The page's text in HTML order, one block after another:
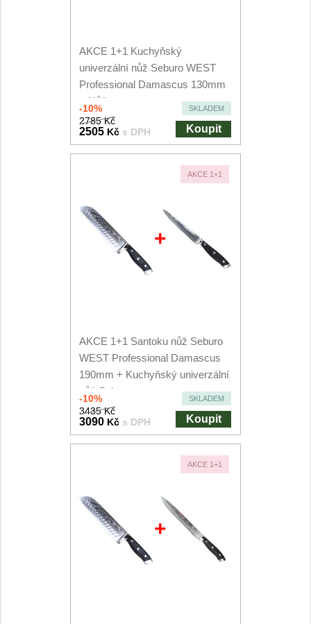
AKCE 1+1 Kuchyňský
univerzální nůž Seburo WEST
Professional Damascus 130mm
+ Nůž na ovoce a...
-10% SKLADEM
2785 Kč
2505 Kč s DPH Koupit
AKCE 1+1
+
AKCE 1+1 Santoku nůž Seburo
WEST Professional Damascus
190mm + Kuchyňský univerzální
nůž Seburo...
-10% SKLADEM
3435 Kč
3090 Kč s DPH Koupit
AKCE 1+1
+